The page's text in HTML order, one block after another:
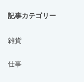
記事カテゴリー
雑貨
仕事